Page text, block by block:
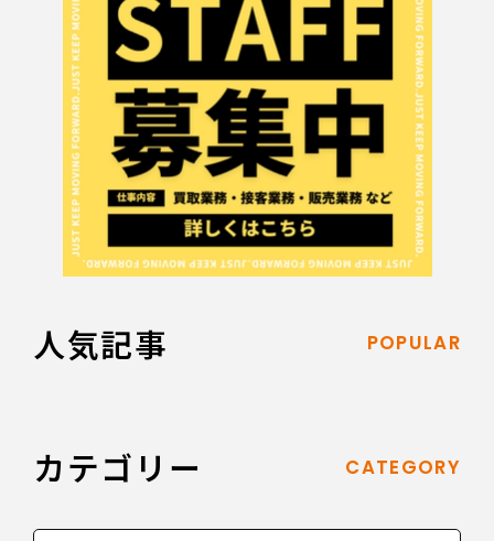
人気記事 POPULAR
カテゴリー CATEGORY